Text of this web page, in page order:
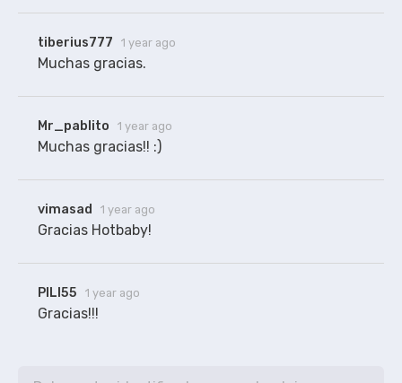
tiberius777 1 year ago
Muchas gracias.
Mr_pablito 1 year ago
Muchas gracias!! :)
vimasad 1 year ago
Gracias Hotbaby!
PILI55 1 year ago
Gracias!!!